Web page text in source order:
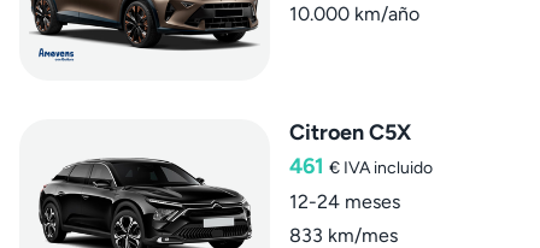
10.000 km/año
Citroen C5X
461 € IVA incluido
12-24 meses
833 km/mes